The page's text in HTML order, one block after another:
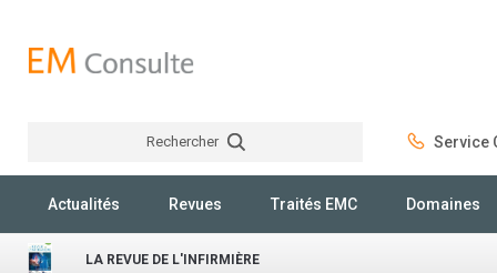
Rechercher Service
Actualités Revues Traités EMC Domaines
LA REVUE DE L'INFIRMIÈRE